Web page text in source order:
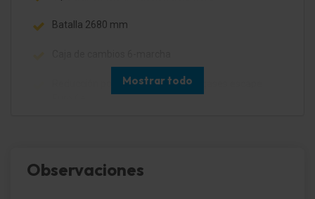
Batalla 2680 mm
Reducción polución según norma gases escape
Mostrar todo
Observaciones